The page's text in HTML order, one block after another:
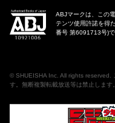
ABJマークは、この
テンツ使用許諾を得
番号 第6091713号)で
© SHUEISHA Inc . All rights reserved.
す。無断複製転載放送等は禁止します。